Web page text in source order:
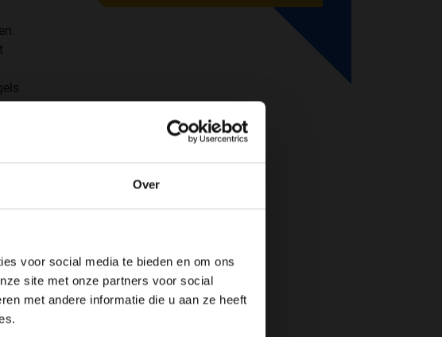
Over
voor social media te bieden en om ons
site met onze partners voor social
met andere informatie die u aan ze heeft
(18+)